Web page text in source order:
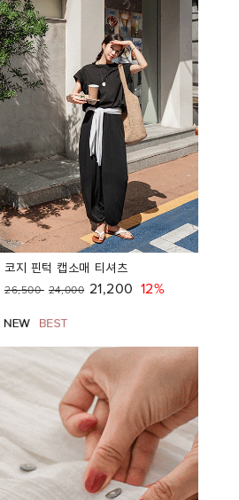
코지 핀턱 캡소매 티셔츠
26,500 24,000 21,200 12%